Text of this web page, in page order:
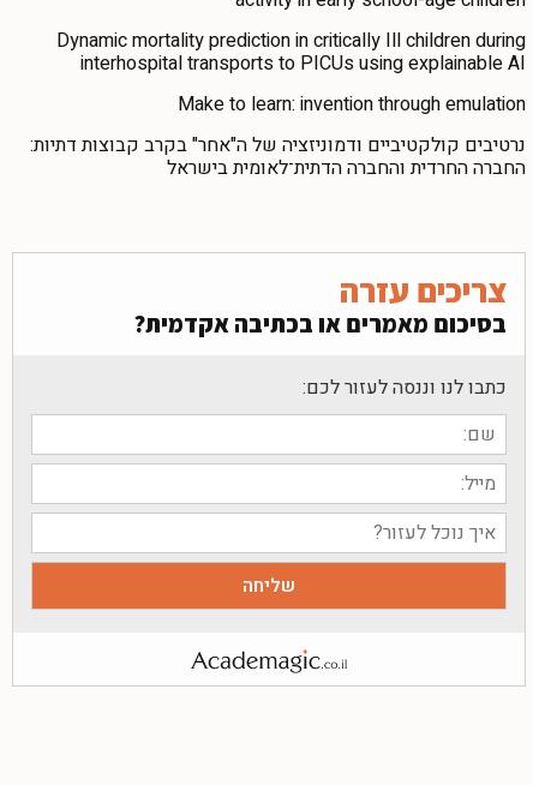
Dynamic mortality prediction in critically Ill children during
interhospital transports to PICUs using explainable AI
Make to learn: invention through emulation
נרטיבים קולקטיביים ודמוניזציה של ה"אחר" בקרב קבוצות דתיות:
החברה החרדית והחברה הדתית־לאומית בישראל
צריכים עזרה
בסיכום מאמרים או בכתיבה אקדמית?
כתבו לנו וננסה לעזור לכם: